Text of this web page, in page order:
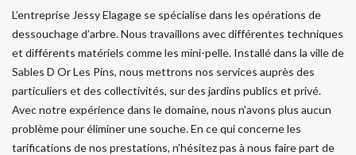
L’entreprise Jessy Elagage se spécialise dans les opérations de
dessouchage d’arbre. Nous travaillons avec différentes techniques
et différents matériels comme les mini-pelle. Installé dans la ville de
Sables D Or Les Pins, nous mettrons nos services auprès des
particuliers et des collectivités, sur des jardins publics et privé.
Avec notre expérience dans le domaine, nous n’avons plus aucun
problème pour éliminer une souche. En ce qui concerne les
tarifications de nos prestations, n’hésitez pas à nous faire part de